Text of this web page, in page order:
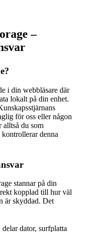
–
i din webbläsare där
lokalt på din enhet.
för oss eller någon
alltså du som
kontrollerar denna
stannar på din
kopplad till hur väl
är skyddad. Det
dator, surfplatta